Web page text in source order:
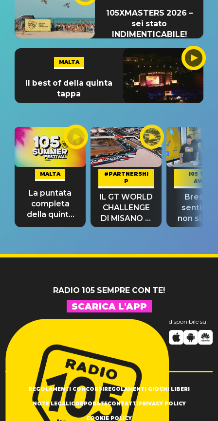
105XMASTERS 2026 –
sei stato
INDIMENTICABILE!
MALTA
Il best of della quinta
tappa
MALTA
La puntata
completa
della quinta
tappa
#PARTNERSHI
P
IL GT WORLD
CHALLENGE
DI MISANO si
riconferma
105 TAKE
AWAY
Bresh:
non si
fino alla
RADIO 105 SEMPRE CON TE!
SCARICA L'APP
disponibile su
REGOLAMENTI CONCORSI REGOLAMENTI GIOCHI LIBERI
NOTE LEGALI CORPORATECONTATTI PRIVACY POLICY
COOKIE POLICY